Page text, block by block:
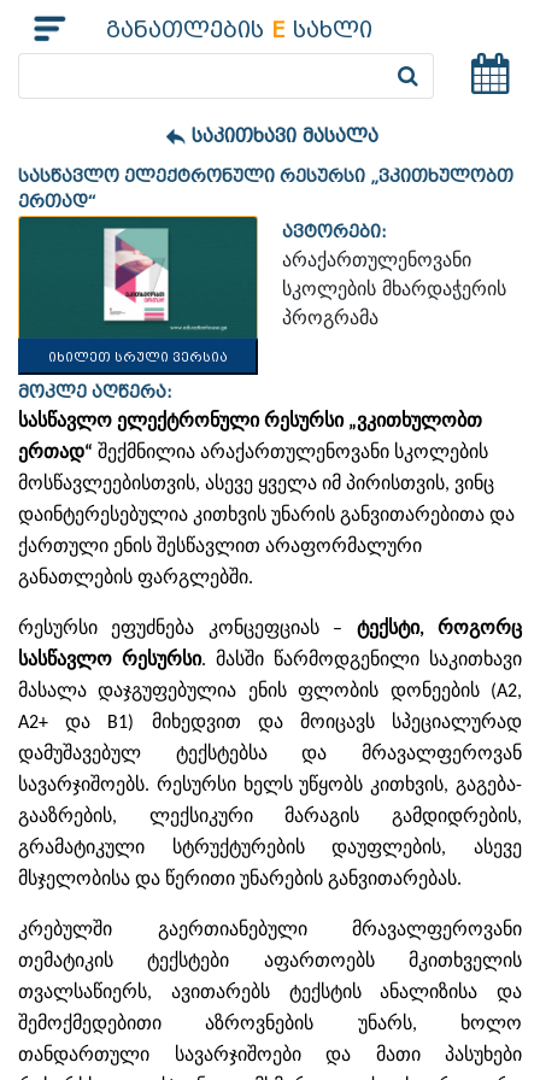
განათლების E სახლი
საკითხავი მასალა
სასწავლო ელექტრონული რესურსი „ვკითხულობთ
ერთად“
იხილეთ სრული ვერსია
ავტორები:
არაქართულენოვანი
სკოლების მხარდაჭერის
პროგრამა
მოკლე აღწერა:
სასწავლო ელექტრონული რესურსი„ვკითხულობთ
ერთად“ შექმნილია არაქართულენოვანი სკოლების
მოსწავლეებისთვის, ასევე ყველა იმ პირისთვის, ვინც
დაინტერესებულია კითხვის უნარის განვითარებითა და
ქართული ენის შესწავლით არაფორმალური
განათლების ფარგლებში.
რესურსი ეფუძნება კონცეფციას– ტექსტი,როგორც
სასწავლო რესურსი. მასში წარმოდგენილი საკითხავი
მასალა დაჯგუფებულია ენის ფლობის დონეების(A2,
A2+და B1) მიხედვით და მოიცავს
სპეციალურად
დამუშავებულ
ტექსტებსა და
მრავალფეროვან
სავარჯიშოებს. რესურსი ხელს უწყობს კითხვის,გაგება-
გააზრების, ლექსიკური მარაგის გამდიდრების,
გრამატიკული
სტრუქტურების დაუფლების,ასევე
მსჯელობისა და წერითი უნარების განვითარებას.
კრებულში გაერთიანებული
მრავალფეროვანი
თემატიკის
ტექსტები აფართოებს
მკითხველის
თვალსაწიერს, ავითარებს ტექსტის ანალიზისა
და
შემოქმედებითი
აზროვნების უნარს, ხოლო
თანდართული
სავარჯიშოები და მათი
პასუხები